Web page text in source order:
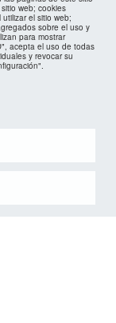
web; cookies
el sitio web;
sobre el uso y
para mostrar
acepta el uso de todas
y revocar su